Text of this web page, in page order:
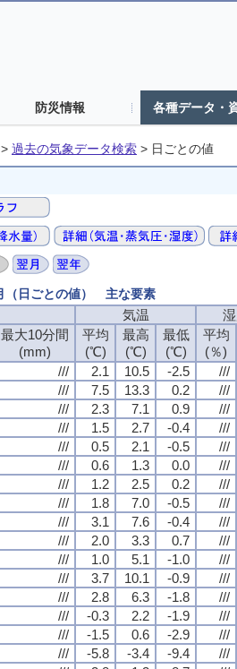
防災情報 各種データ・
> 過去の気象データ検索 > 日ごとの値
日ごとの値） 主な要素
気温
最大10分間
(mm)
平均
(℃)
最高
(℃)
最低
(℃)
平均
(％)
/// 2.1 10.5 -2.5
///
/// 7.5 13.3 0.2
///
/// 2.3 7.1 0.9
///
/// 1.5 2.7 -0.4
///
/// 0.5 2.1 -0.5
///
/// 0.6 1.3 0.0
///
/// 1.2 2.5 0.2
///
/// 1.8 7.0 -0.5
///
/// 3.1 7.6 -0.4
///
/// 2.0 3.3 0.7
///
/// 1.0 5.1 -1.0
///
/// 3.7 10.1 -0.9
///
/// 2.8 6.3 -1.8
///
/// -0.3 2.2 -1.9
///
/// -1.5 0.6 -2.9
///
/// -5.8 -3.4 -9.4
///
気温
最大10分間
(mm)
平均
(℃)
最高
(℃)
最低
(℃)
平均
(％)
/// 2.1 10.5 -2.5
///
/// 7.5 13.3 0.2
///
/// 2.3 7.1 0.9
///
/// 1.5 2.7 -0.4
///
/// 0.5 2.1 -0.5
///
/// 0.6 1.3 0.0
///
/// 1.2 2.5 0.2
///
/// 1.8 7.0 -0.5
///
/// 3.1 7.6 -0.4
///
/// 2.0 3.3 0.7
///
/// 1.0 5.1 -1.0
///
/// 3.7 10.1 -0.9
///
/// 2.8 6.3 -1.8
///
/// -0.3 2.2 -1.9
///
/// -1.5 0.6 -2.9
///
/// -5.8 -3.4 -9.4
///
気温
最大10分間
(mm)
平均
(℃)
最高
(℃)
最低
(℃)
平均
(％)
/// 2.1 10.5 -2.5
///
/// 7.5 13.3 0.2
///
/// 2.3 7.1 0.9
///
/// 1.5 2.7 -0.4
///
/// 0.5 2.1 -0.5
///
/// 0.6 1.3 0.0
///
/// 1.2 2.5 0.2
///
/// 1.8 7.0 -0.5
///
/// 3.1 7.6 -0.4
///
/// 2.0 3.3 0.7
///
/// 1.0 5.1 -1.0
///
/// 3.7 10.1 -0.9
///
/// 2.8 6.3 -1.8
///
/// -0.3 2.2 -1.9
///
/// -1.5 0.6 -2.9
///
/// -5.8 -3.4 -9.4
///
気温
最大10分間
(mm)
平均
(℃)
最高
(℃)
最低
(℃)
平均
(％)
/// 2.1 10.5 -2.5
///
/// 7.5 13.3 0.2
///
/// 2.3 7.1 0.9
///
/// 1.5 2.7 -0.4
///
/// 0.5 2.1 -0.5
///
/// 0.6 1.3 0.0
///
/// 1.2 2.5 0.2
///
/// 1.8 7.0 -0.5
///
/// 3.1 7.6 -0.4
///
/// 2.0 3.3 0.7
///
/// 1.0 5.1 -1.0
///
/// 3.7 10.1 -0.9
///
/// 2.8 6.3 -1.8
///
/// -0.3 2.2 -1.9
///
/// -1.5 0.6 -2.9
///
/// -5.8 -3.4 -9.4
///